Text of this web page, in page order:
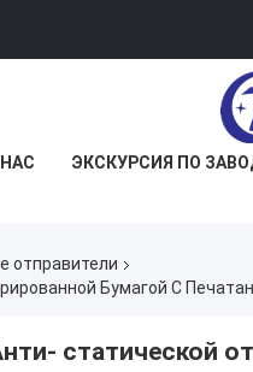
ЭКСКУРСИЯ ПО
отправители
Бумагой С
статической